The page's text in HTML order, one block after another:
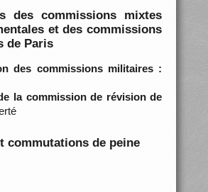
des commissions mixtes
et des commissions
de Paris
des commissions militaires :
la commission de révision de
commutations de peine